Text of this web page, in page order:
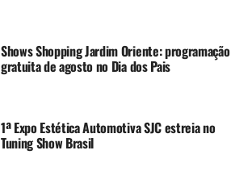
Shows Shopping Jardim Oriente: programação
gratuita de agosto no Dia dos Pais
1ª Expo Estética Automotiva SJC estreia no
Tuning Show Brasil